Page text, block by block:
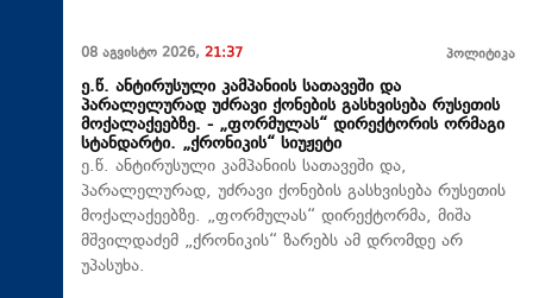
08 აგვისტო 2026, 21:37 პოლიტიკა
ე.წ. ანტირუსული კამპანიის სათავეში და
პარალელურად უძრავი ქონების გასხვისება რუსეთის
მოქალაქეებზე. - „ფორმულას“ დირექტორის ორმაგი
სტანდარტი. „ქრონიკის“ სიუჟეტი
ე.წ. ანტირუსული კამპანიის სათავეში და,
პარალელურად, უძრავი ქონების გასხვისება რუსეთის
მოქალაქეებზე. „ფორმულას“ დირექტორმა, მიშა
მშვილდაძემ „ქრონიკის“ ზარებს ამ დრომდე არ
უპასუხა.